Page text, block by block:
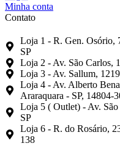
Minha conta
Contato
Loja 1 - R. Gen. Osório,
SP
Loja 2 - Av. São Carlos,
Loja 3 - Av. Sallum,
Loja 4 - Av. Alberto
Araraquara - SP, 14804-
Loja 5 ( Outlet) - Av.
SP
Loja 6 - R. do Rosário,
138